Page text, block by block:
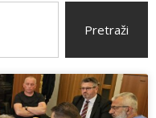
Pretraži